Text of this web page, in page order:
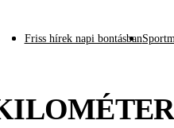
Friss hírek napi bontásban